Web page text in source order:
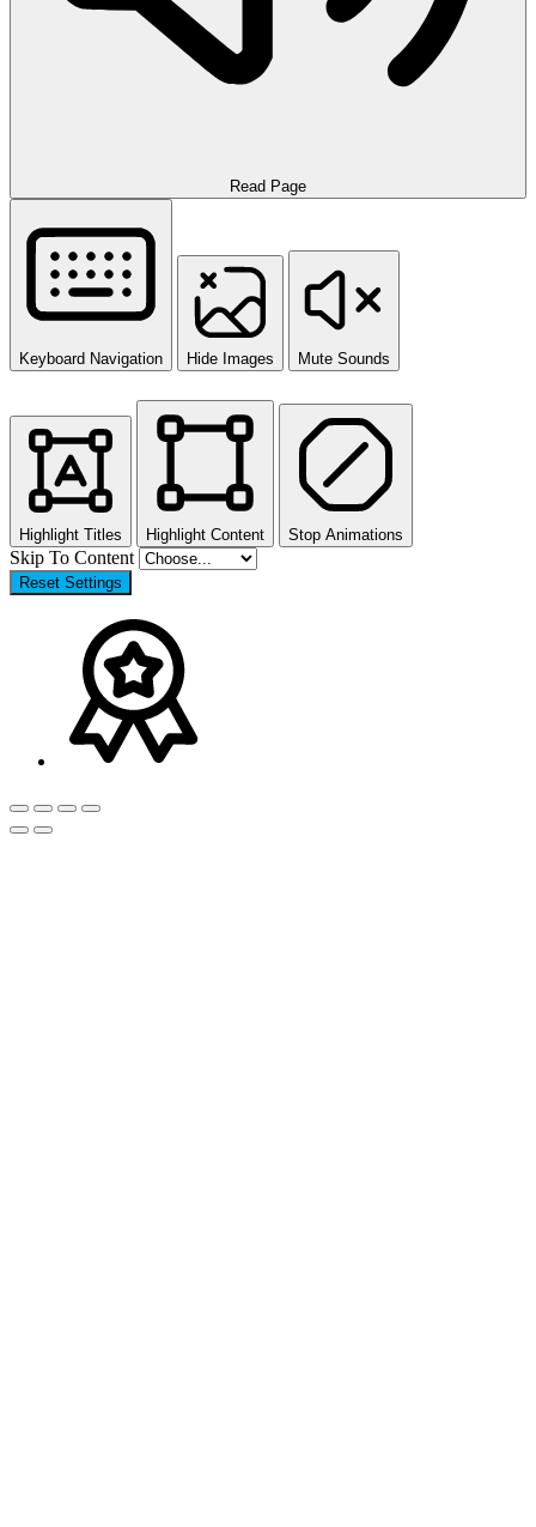
Read Page
Keyboard Navigation Hide Images Mute Sounds
Highlight Titles Highlight Content Stop Animations
Skip To Content
Reset Settings